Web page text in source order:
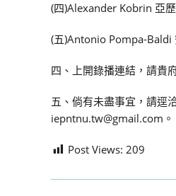
(四)Alexander Kobrin 亞
(五)Antonio Pompa-Baldi
四、上開錄播連結，請貴
五、倘有未盡事宜，請逕
iepntnu.tw@gmail.com。
Post Views: 209